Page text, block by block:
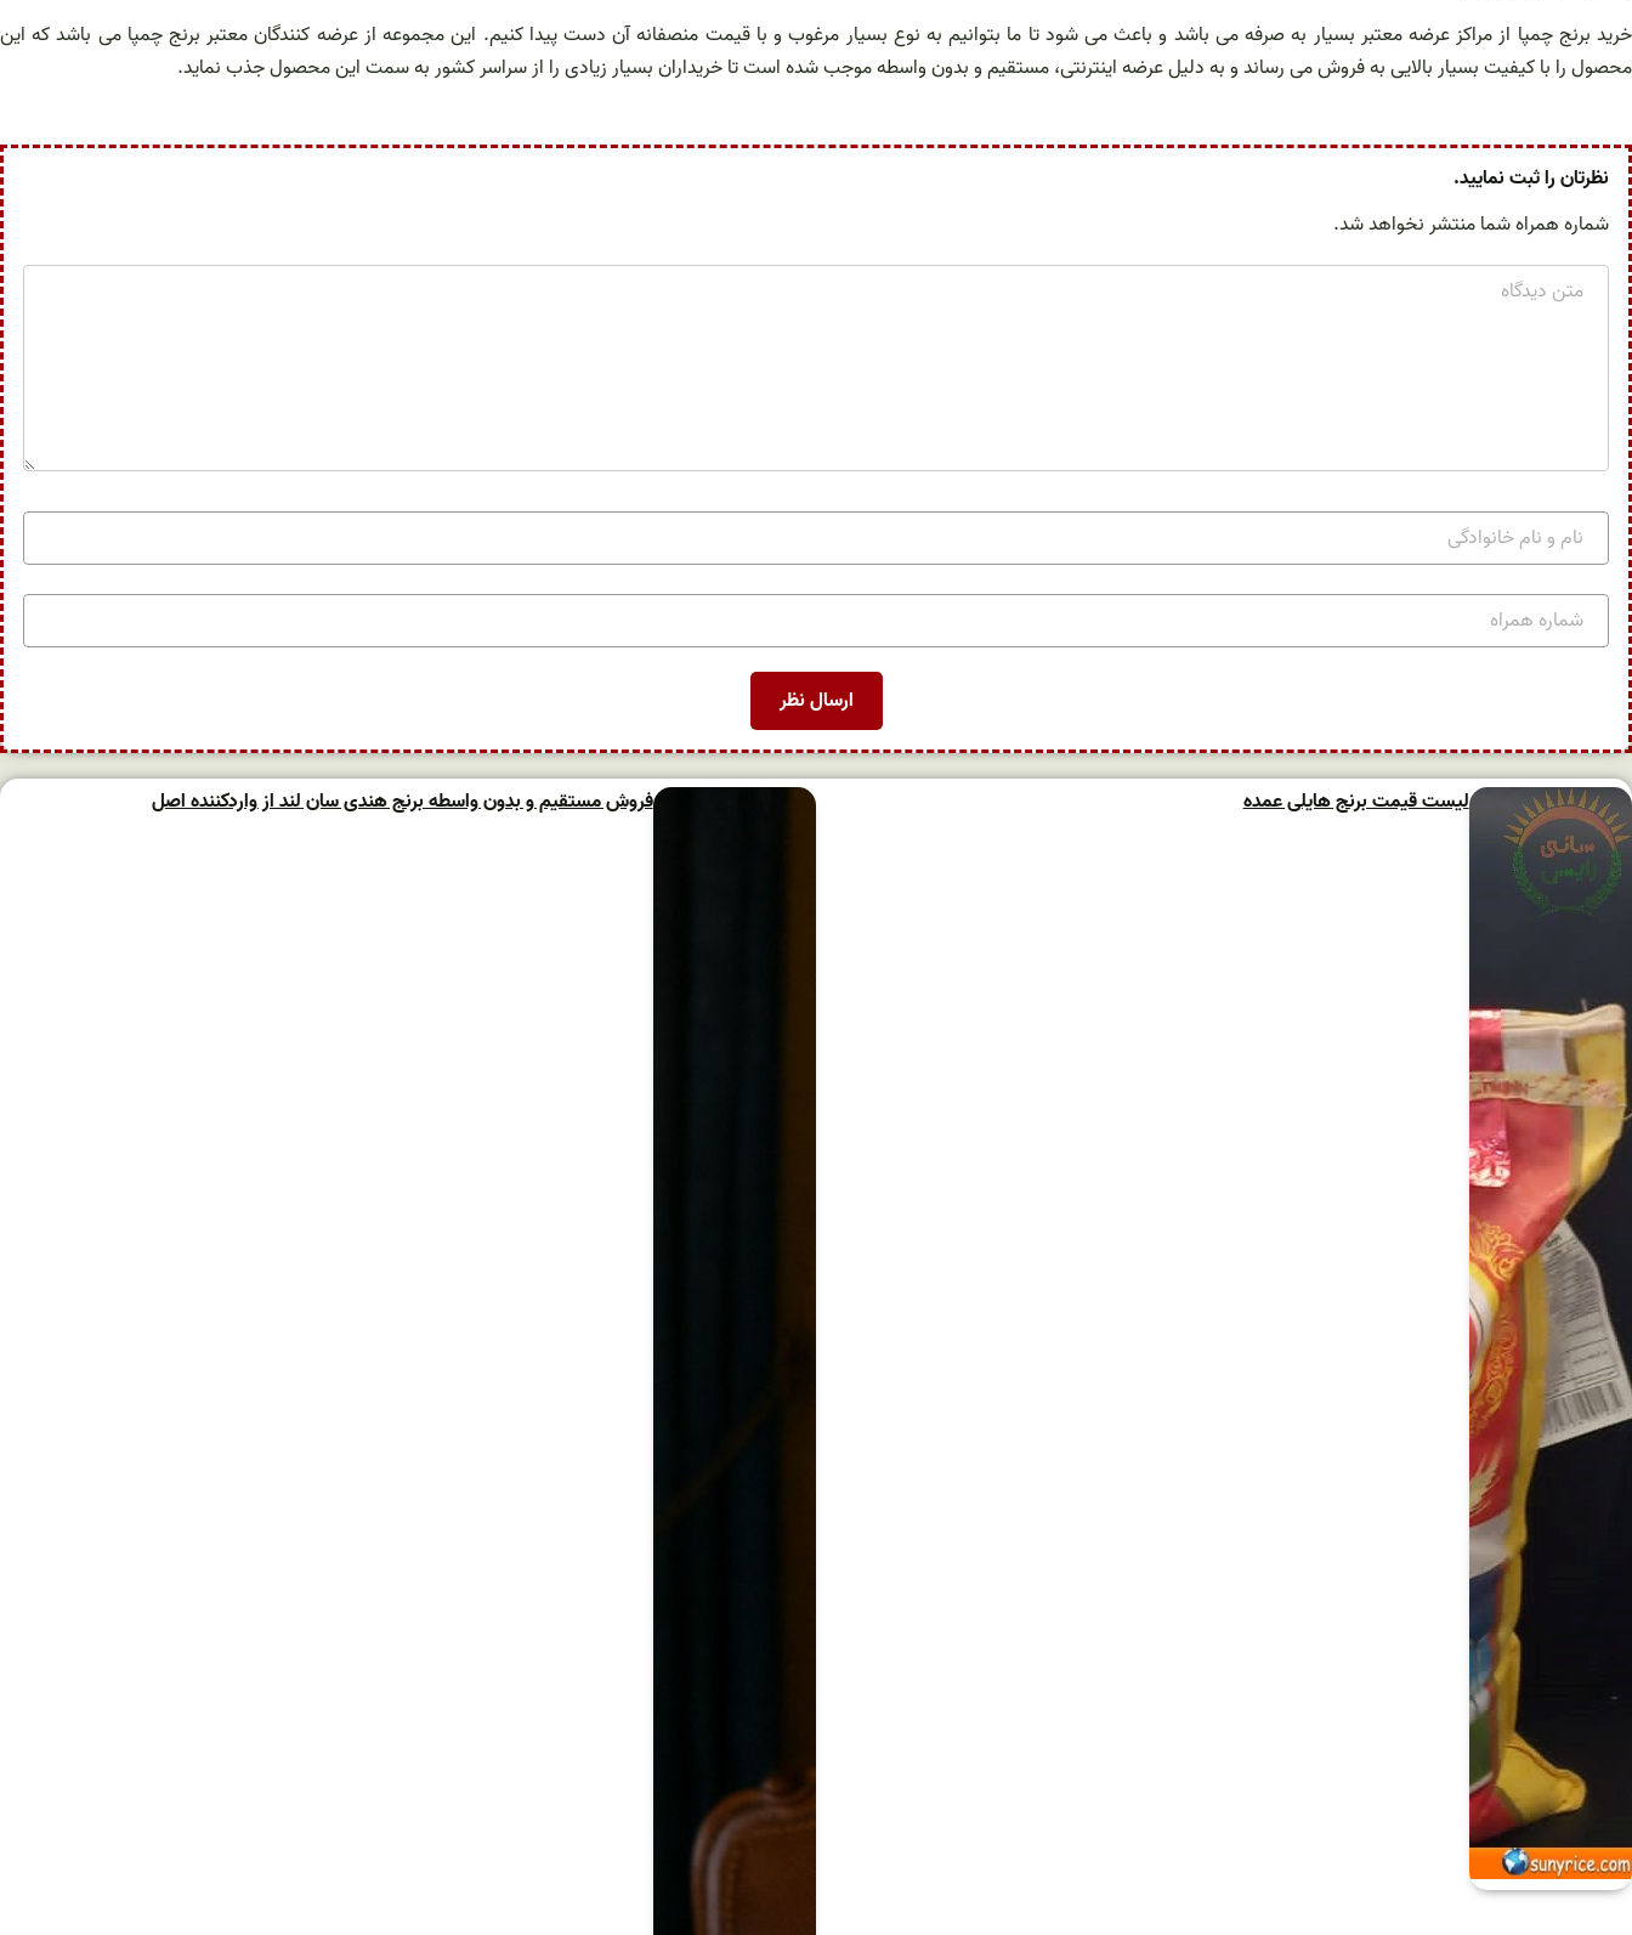
خرید برنج چمپا از مراکز عرضه معتبر بسیار به صرفه می باشد و باعث می شود تا ما بتوانیم به نوع بسیار مرغوب و با قیمت منصفانه آن دست پیدا کنیم. این مجموعه از عرضه کنندگان معتبر برنج چمپا می باشد که این
محصول را با کیفیت بسیار بالایی به فروش می رساند و به دلیل عرضه اینترنتی، مستقیم و بدون واسطه موجب شده است تا خریداران بسیار زیادی را از سراسر کشور به سمت این محصول جذب نماید.
نظرتان را ثبت نمایید.
شماره همراه شما منتشر نخواهد شد.
لیست قیمت برنج هایلی عمده فروش مستقیم و بدون واسطه برنج هندی سان لند از واردکننده اصل